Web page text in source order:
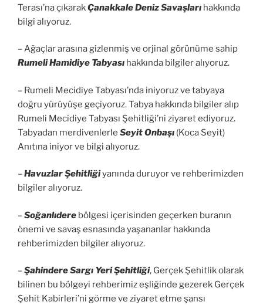
Terası’na çıkarakÇanakkale Deniz Savaşları hakkında
bilgi alıyoruz.
– Ağaçlar arasına gizlenmiş ve orjinal görünüme sahip
Rumeli Hamidiye Tabyası hakkında bilgiler alıyoruz.
– Rumeli Mecidiye Tabyası’nda iniyoruz ve tabyaya
doğru yürüyüşe geçiyoruz. Tabya hakkında bilgiler alıp
Rumeli Mecidiye Tabyası Şehitliği’ni ziyaret ediyoruz.
Tabyadan merdivenlerle Seyit Onbaşı (Koca Seyit)
Anıtına iniyor ve bilgi alıyoruz.
–Havuzlar Şehitliğiyanında duruyor ve rehberimizden
bilgiler alıyoruz.
–Soğanlıdere bölgesi içerisinden geçerken buranın
önemi ve savaş esnasında yaşananlar hakkında
rehberimizden bilgiler alıyoruz.
–Şahindere Sargı Yeri Şehitliği, Gerçek Şehitlik olarak
bilinen bu bölgeyi rehberimiz eşliğinde gezerek Gerçek
Şehit Kabirleri’ni görme ve ziyaret etme şansı